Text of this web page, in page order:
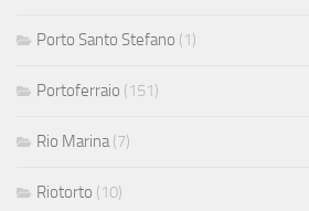
Porto Santo Stefano (1)
Portoferraio (151)
Rio Marina (7)
Riotorto (10)